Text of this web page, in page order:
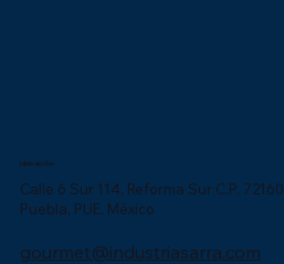
Ubicación
Calle 6 Sur 114, Reforma Sur C.P. 72160
Puebla, PUE. México
gourmet@industriasarra.com